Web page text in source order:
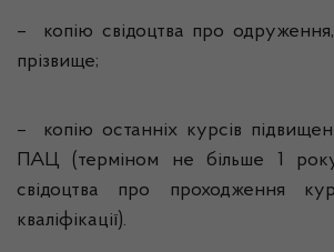
– копію свідоцтва про
прізвище;
– копію останніх курсів
ПАЦ (терміном не більше 1
свідоцтва про проходження
кваліфікації).